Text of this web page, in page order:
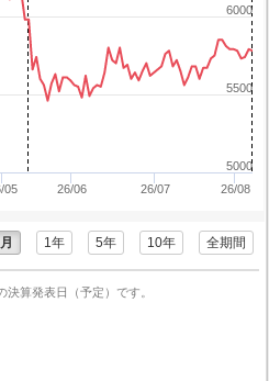
05 26/06 26/07 26/08
5000
5500
6000
1年 5年 10年 全期間
算発表日（予定）です。